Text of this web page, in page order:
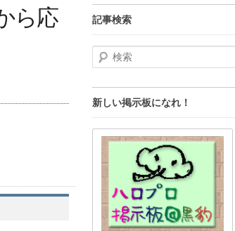
ら応
記事検索
検索
新しい掲示板になれ！